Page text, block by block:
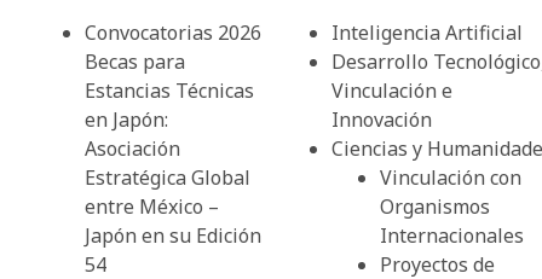
Convocatorias 2026
Becas para
Estancias Técnicas
en Japón:
Asociación
Estratégica Global
entre México –
Japón en su Edición
54
Inteligencia Artificial
Desarrollo
Vinculación e
Innovación
Ciencias y
Vinculación con
Organismos
Internacionales
Proyectos de